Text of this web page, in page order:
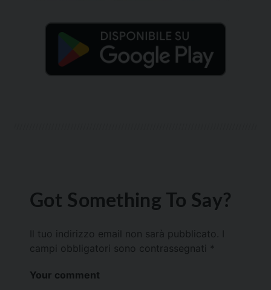
Got Something To Say?
Il tuo indirizzo email non sarà pubblicato.
campi obbligatori sono contrassegnati *
Your comment